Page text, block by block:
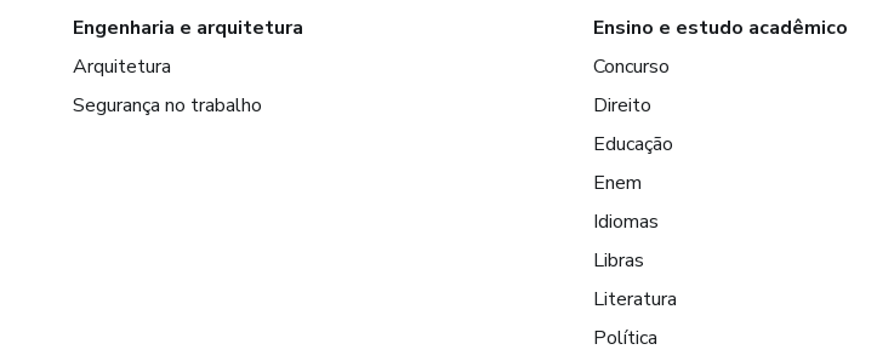
Engenharia e arquitetura
Arquitetura
Segurança no trabalho
Ensino e estudo acadêmico
Concurso
Direito
Educação
Enem
Idiomas
Libras
Literatura
Política